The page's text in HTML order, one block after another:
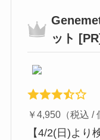
ット [PR]
￥4,950（税込 /
【4/2(日)より